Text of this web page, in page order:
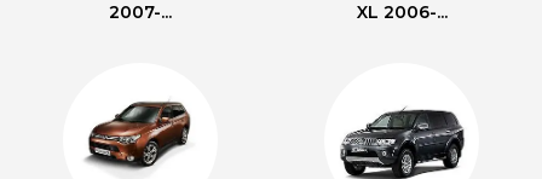
2007-...
XL 2006-...